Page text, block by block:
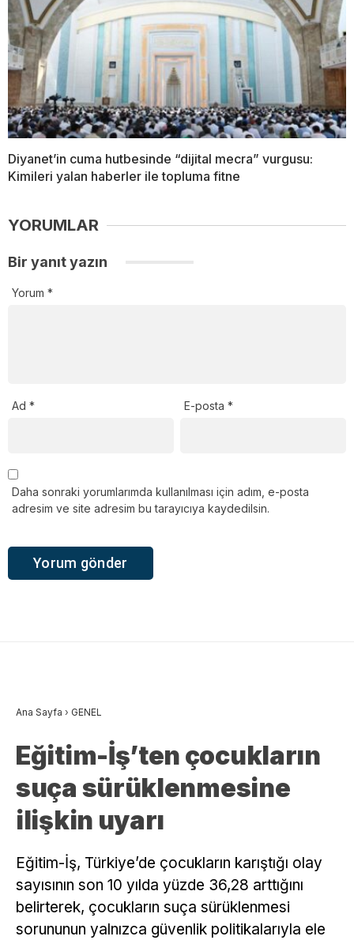
Diyanet’in cuma hutbesinde “dijital mecra” vurgusu:
Kimileri yalan haberler ile topluma fitne
YORUMLAR
Bir yanıt yazın
Yorum *
Ad * E-posta*
Daha sonraki yorumlarımda kullanılması için adım, e-posta
adresim ve site adresim bu tarayıcıya kaydedilsin.
Ana Sayfa › GENEL
Eğitim-İş’ten çocukların
suça sürüklenmesine
ilişkin uyarı
Eğitim-İş, Türkiye’de çocukların karıştığı olay
sayısının son 10 yılda yüzde 36,28 arttığını
belirterek, çocukların suça sürüklenmesi
sorununun yalnızca güvenlik politikalarıyla ele